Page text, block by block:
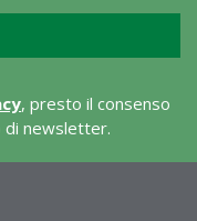
, presto il consenso
di newsletter.